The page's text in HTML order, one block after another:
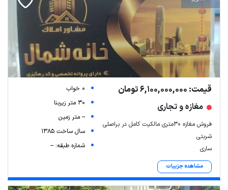
قیمت: 6,100,000,000 تومان
مغازه و تجاری
فروش مغازه ۳۰متری مالکیت کامل در براصلی
شربتی
ساری
مشاهده جزییات
0 خواب
30 متر زیربنا
-- متر زمین
سال ساخت 1385
شماره طبقه: --